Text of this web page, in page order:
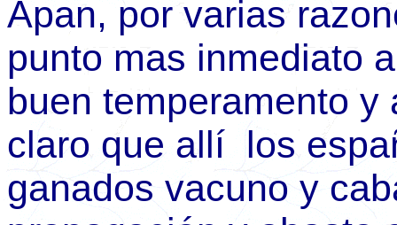
Apan, por varias
punto mas inmediato
buen temperamento
claro que allí los
ganados vacuno y